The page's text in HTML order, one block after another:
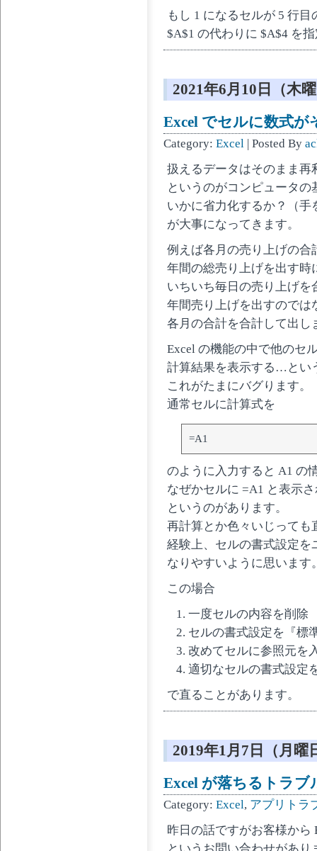
もし 1 になるセルが 5 行目
$A$1 の代わりに $A$4 を
2021年6月10日（木
Excel でセルに数式
Category: Excel | Posted By
扱えるデータはそのまま
というのがコンピュータの
いかに省力化するか？（手
が大事になってきます。
例えば各月の売り上げの合
年間の総売り上げを出す時
いちいち毎日の売り上げを
年間売り上げを出すのでは
各月の合計を合計して出し
Excel の機能の中で他のセ
計算結果を表示する…とい
これがたまにバグります。
通常セルに計算式を
=A1
のように入力すると A1 の
なぜかセルに =A1 と表示
というのがあります。
再計算とか色々いじっても
経験上、セルの書式設定
なりやすいように思います
この場合
一度セルの内容を削除
セルの書式設定を『標
改めてセルに参照元を
適切なセルの書式設定
で直ることがあります。
2019年1月7日（月曜
Excel が落ちるトラブ
Category: Excel, アプリトラ
昨日の話ですがお客様か
というお問い合わせがあり